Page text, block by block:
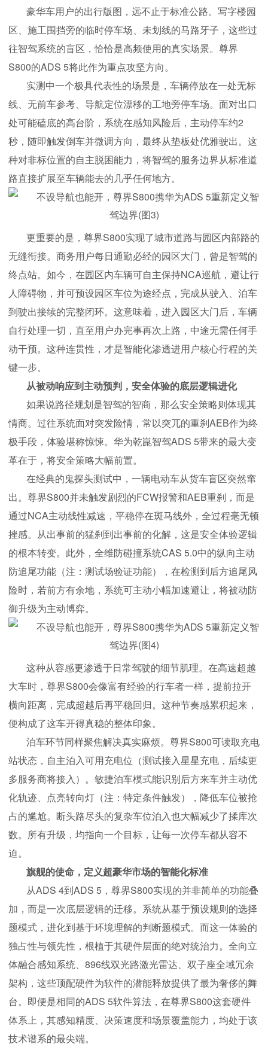
豪华车用户的出行版图，远不止于标准公路。写字楼园
区、施工围挡旁的临时停车场、未划线的马路牙子，这些过
往智驾系统的盲区，恰恰是高频使用的真实场景。尊界
S800的ADS 5将此作为重点攻坚方向。
实测中一个极具代表性的场景是，车辆停放在一处无标
线、无前车参考、导航定位漂移的工地旁停车场。面对出口
处可能磕底的高台阶，系统在感知风险后，主动停车约2
秒，随即触发倒车并微调方向，最终从垫板处优雅驶出。这
种对非标位置的自主脱困能力，将智驾的服务边界从标准道
路直接扩展至车辆能去的几乎任何地方。
更重要的是，尊界S800实现了城市道路与园区内部路的
无缝衔接。商务用户每日通勤必经的园区大门，曾是智驾的
终点站。如今，在园区内车辆可自主保持NCA巡航，避让行
人障碍物，并可预设园区车位为途经点，完成从驶入、泊车
到驶出接续的完整闭环。这意味着，进入园区大门后，车辆
自行处理一切，直至用户办完事再次上路，中途无需任何手
动干预。这种连贯性，才是智能化渗透进用户核心行程的关
键一步。
从被动响应到主动预判，安全体验的底层逻辑进化
如果说路径规划是智驾的智商，那么安全策略则体现其
情商。过往系统面对突发险情，常以突兀的重刹AEB作为终
极手段，体验堪称惊悚。华为乾崑智驾ADS 5带来的最大变
革在于，将安全策略大幅前置。
在经典的鬼探头测试中，一辆电动车从货车盲区突然窜
出。尊界S800并未触发剧烈的FCW报警和AEB重刹，而是
通过NCA主动线性减速，平稳停在斑马线外，全过程毫无顿
挫感。从出事前的猛刹到出事前的化解，这是安全体验逻辑
的根本转变。此外，全维防碰撞系统CAS 5.0中的纵向主动
防追尾功能（注：测试场验证功能），在检测到后方追尾风
险时，若前方有余地，系统可主动小幅加速避让，将被动防
御升级为主动博弈。
这种从容感更渗透于日常驾驶的细节肌理。在高速超越
大车时，尊界S800会像富有经验的行车者一样，提前拉开
横向距离，完成超越后再平稳回归。这种节奏感累积起来，
便构成了这车开得真稳的整体印象。
泊车环节同样聚焦解决真实麻烦。尊界S800可读取充电
站状态，自主泊入可用充电位（测试接入星星充电，后续更
多服务商将接入）。敏捷泊车模式能识别后方来车并主动优
化轨迹、点亮转向灯（注：特定条件触发），降低车位被抢
占的尴尬。断头路尽头的复杂车位泊入也大幅减少了揉库次
数。所有升级，均指向一个目标，让每一次停车都从容不
迫。
旗舰的使命，定义超豪华市场的智能化标准
从ADS 4到ADS 5，尊界S800实现的并非简单的功能叠
加，而是一次底层逻辑的迁移。系统从基于预设规则的选择
题模式，进化到基于环境理解的判断题模式。而这一体验的
独占性与领先性，根植于其硬件层面的绝对统治力。全向立
体融合感知系统、896线双光路激光雷达、双子座全域冗余
架构，这些顶配硬件为软件的潜能释放提供了最为奢侈的舞
台。即便是相同的ADS 5软件算法，在尊界S800这套硬件
体系上，其感知精度、决策速度和场景覆盖能力，均处于该
技术谱系的最尖端。